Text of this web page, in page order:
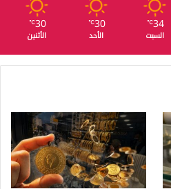
34
℃
السبت
30
℃
الأحد
30
℃
الأثنين